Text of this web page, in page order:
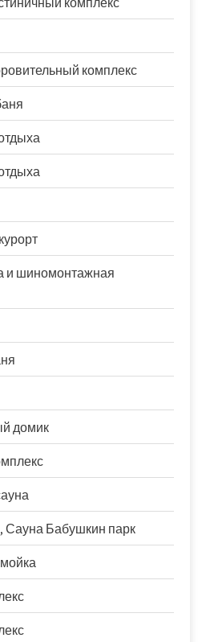
комплекс
и шиномонтажная
домик
Сауна Бабушкин парк